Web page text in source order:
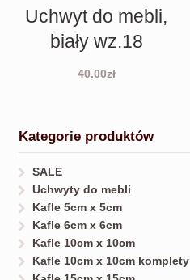
Uchwyt do mebli,
biały wz.18
40.00zł
Kategorie produktów
SALE
Uchwyty do mebli
Kafle 5cm x 5cm
Kafle 6cm x 6cm
Kafle 10cm x 10cm
Kafle 10cm x 10cm komplety